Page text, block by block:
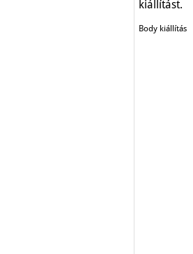
kiállítást.
Body kiállítás